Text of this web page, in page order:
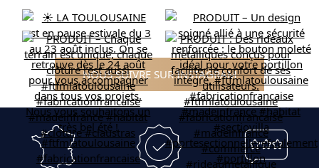
NOUS SUIVRE SUR INSTAGRAM